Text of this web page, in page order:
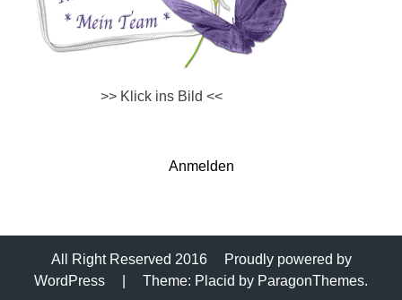
>> Klick ins Bild <<
Anmelden
All Right Reserved 2016
Proudly powered by
WordPress
Theme: Placid by ParagonThemes.